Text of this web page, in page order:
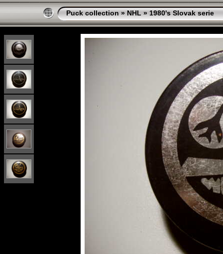
Puck collection » NHL » 1980's Slovak serie